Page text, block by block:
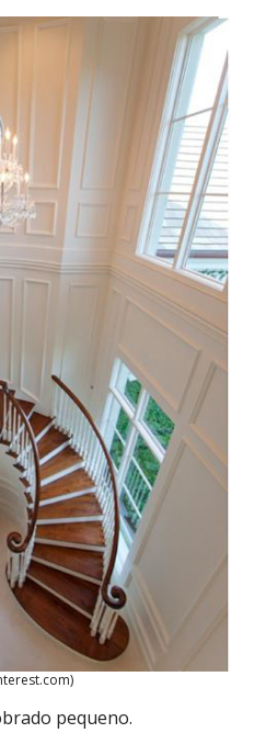
pequeno.